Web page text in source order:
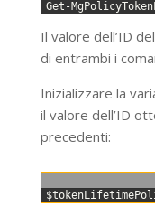
Get-
Il valore dell’ID
di entrambi i
Inizializzare la
il valore dell’ID
precedenti: